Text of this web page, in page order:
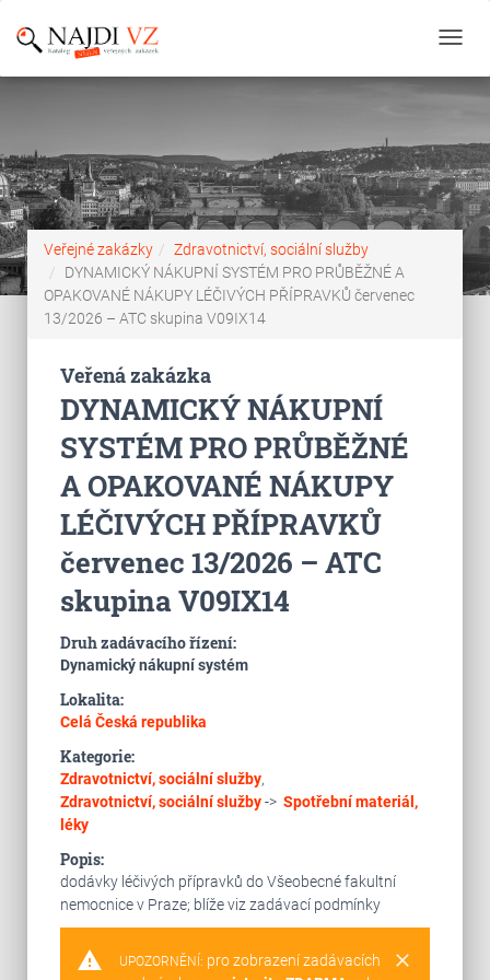
Veřejné zakázky
Zdravotnictví, sociální služby
DYNAMICKÝ NÁKUPNÍ SYSTÉM PRO PRŮBĚŽNÉ A
OPAKOVANÉ NÁKUPY LÉČIVÝCH PŘÍPRAVKŮ červenec
13/2026 – ATC skupina V09IX14
Veřená zakázka
DYNAMICKÝ NÁKUPNÍ
SYSTÉM PRO PRŮBĚŽNÉ
A OPAKOVANÉ NÁKUPY
LÉČIVÝCH PŘÍPRAVKŮ
červenec 13/2026 – ATC
skupina V09IX14
Druh zadávacího řízení:
Dynamický nákupní systém
Lokalita:
Celá Česká republika
Kategorie:
Zdravotnictví, sociální služby,
Zdravotnictví, sociální služby-> Spotřební materiál,
léky
Popis:
dodávky léčivých přípravků do Všeobecné fakultní
nemocnice v Praze; blíže viz zadávací podmínky
warning clear
UPOZORNĚNÍ: pro zobrazení zadávacích